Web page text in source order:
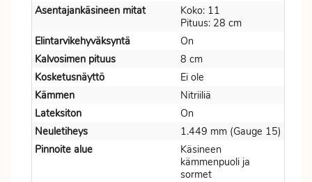
Asentajankäsineen mitat
Koko: 11
Pituus: 28 cm
Elintarvikehyväksyntä
On
Kalvosimen pituus
8 cm
Kosketusnäyttö
Ei ole
Kämmen
Nitriiliä
Lateksiton
On
Neuletiheys
1.449 mm (Gauge 15)
Pinnoite alue
Käsineen
kämmenpuoli ja
sormet